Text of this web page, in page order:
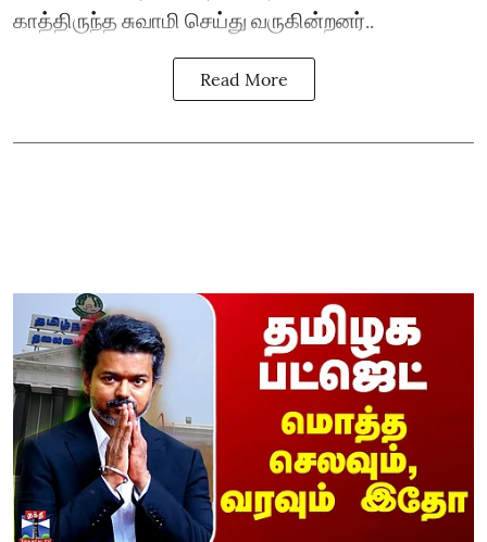
காத்திருந்த சுவாமி செய்து வருகின்றனர்..
Read More